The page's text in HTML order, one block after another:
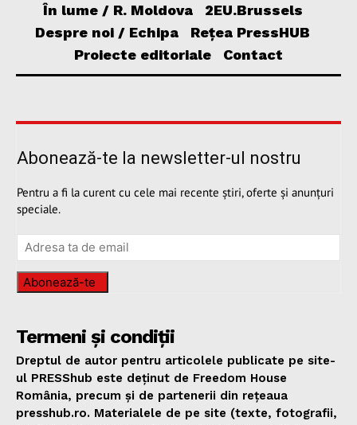
În lume / R. Moldova
2EU.Brussels
Despre noi / Echipa
Rețea PressHUB
Proiecte editoriale
Contact
Abonează-te la newsletter-ul nostru
Pentru a fi la curent cu cele mai recente știri, oferte și anunțuri
speciale.
Abonează-te
Termeni și condiții
Dreptul de autor pentru articolele publicate pe site-
ul PRESShub este deținut de Freedom House
România, precum și de partenerii din rețeaua
presshub.ro. Materialele de pe site (texte, fotografii,